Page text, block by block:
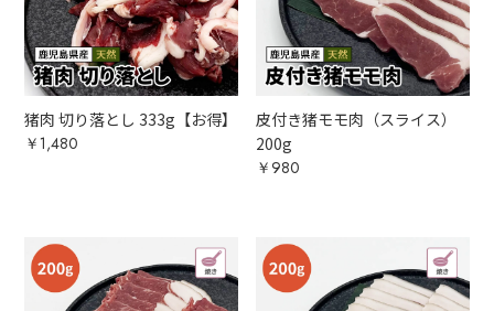
猪肉 切り落とし 333g【お得】
￥1,480
皮付き猪モモ肉（スライス）
200g
￥980